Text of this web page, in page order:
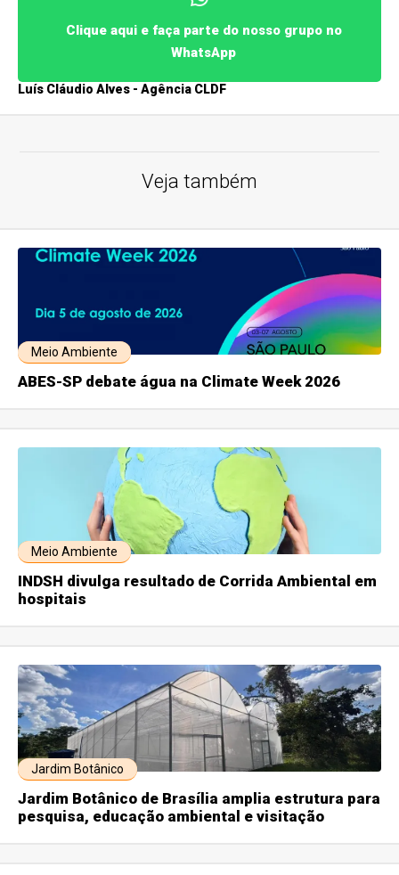
Clique aqui e faça parte do nosso grupo no
WhatsApp
Luís Cláudio Alves - Agência CLDF
Veja também
Meio Ambiente
ABES-SP debate água na Climate Week 2026
Meio Ambiente
INDSH divulga resultado de Corrida Ambiental em
hospitais
Jardim Botânico
Jardim Botânico de Brasília amplia estrutura para
pesquisa, educação ambiental e visitação